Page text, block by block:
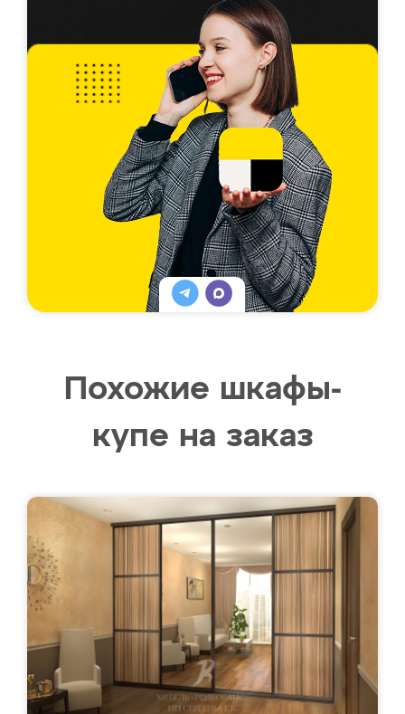
Похожие шкафы-
купе на заказ